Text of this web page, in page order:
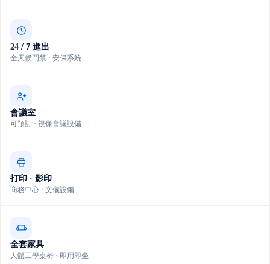
24 / 7 進出
全天候門禁 · 安保系統
會議室
可預訂 · 視像會議設備
打印 · 影印
商務中心 · 文儀設備
全套家具
人體工學桌椅 · 即用即坐